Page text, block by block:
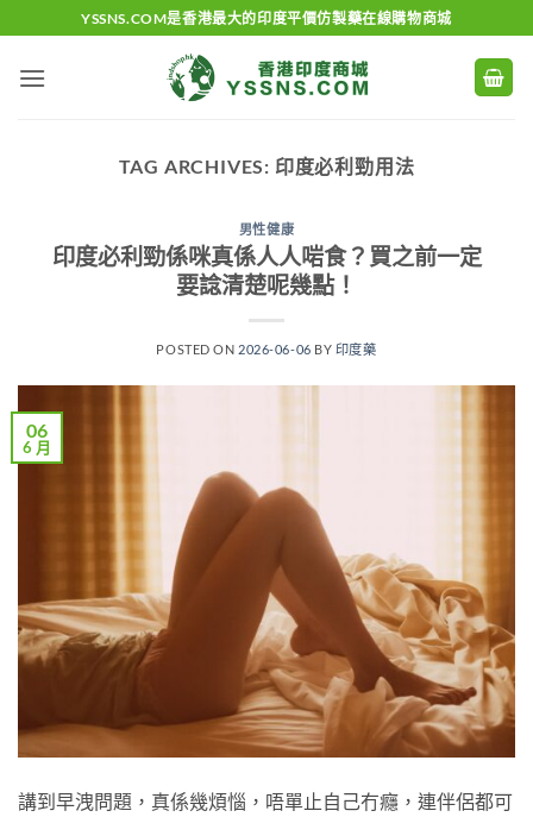
to
content
YSSNS.COM是香港最大的印度平價仿製藥在線購物商城
TAG ARCHIVES: 印度必利勁用法
男性健康
印度必利勁係咪真係人人啱食？買之前一定
要諗清楚呢幾點！
POSTED ON 2026-06-06 BY 印度藥
06
6 月
講到早洩問題，真係幾煩惱，唔單止自己冇癮，連伴侶都可